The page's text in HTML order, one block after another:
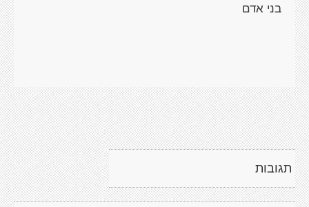
בני אדם
תגובות